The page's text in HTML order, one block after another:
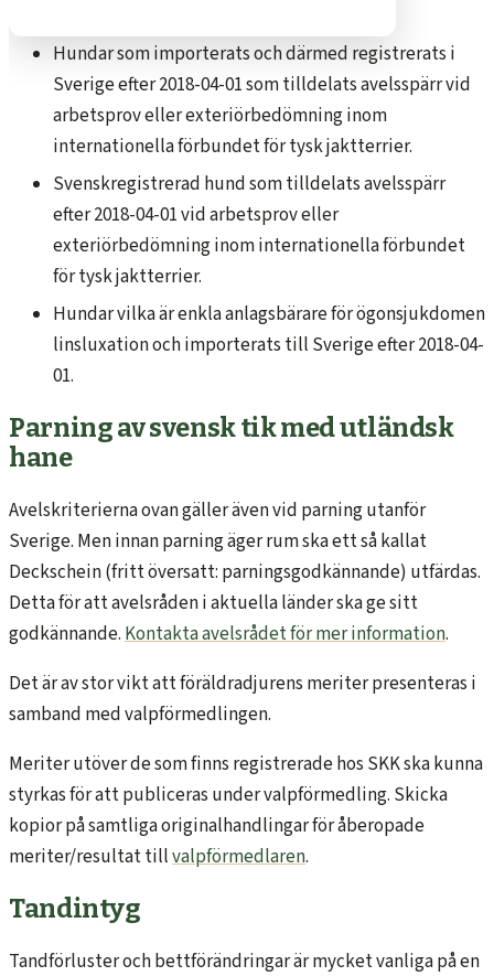
Hundar som importerats och därmed registrerats i
Sverige efter 2018-04-01 som tilldelats avelsspärr vid
arbetsprov eller exteriörbedömning inom
internationella förbundet för tysk jaktterrier.
Svenskregistrerad hund som tilldelats avelsspärr
efter 2018-04-01 vid arbetsprov eller
exteriörbedömning inom internationella förbundet
för tysk jaktterrier.
Hundar vilka är enkla anlagsbärare för ögonsjukdomen
linsluxation och importerats till Sverige efter 2018-04-
01.
Parning av svensk tik med utländsk
hane
Avelskriterierna ovan gäller även vid parning utanför
Sverige. Men innan parning äger rum ska ett så kallat
Deckschein (fritt översatt: parningsgodkännande) utfärdas.
Detta för att avelsråden i aktuella länder ska ge sitt
godkännande.Kontakta avelsrådet för mer information.
Det är av stor vikt att föräldradjurens meriter presenteras i
samband med valpförmedlingen.
Meriter utöver de som finns registrerade hos SKK ska kunna
styrkas för att publiceras under valpförmedling. Skicka
kopior på samtliga originalhandlingar för åberopade
meriter/resultat tillvalpförmedlaren.
Tandintyg
Tandförluster och bettförändringar är mycket vanliga på en